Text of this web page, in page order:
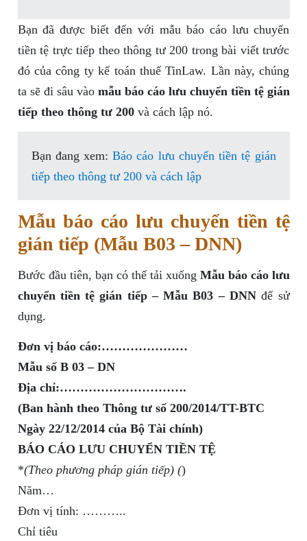
Bạn đã được biết đến với mẫu báo cáo lưu chuyển
tiền tệ trực tiếp theo thông tư 200 trong bài viết trước
đó của công ty kế toán thuế TinLaw. Lần này, chúng
ta sẽ đi sâu vào mẫu báo cáo lưu chuyển tiền tệ gián
tiếp theo thông tư 200và cách lập nó.
Bạn đang xem:Báo cáo lưu chuyển tiền tệ gián
tiếp theo thông tư 200 và cách lập
Mẫu báo cáo lưu chuyển tiền tệ
gián tiếp (Mẫu B03 – DNN)
Bước đầu tiên, bạn có thể tải xuống Mẫu báo cáo lưu
chuyển tiền tệ gián tiếp – Mẫu B03 – DNNđể sử
dụng.
Đơn vị báo cáo:…………………
Mẫu số B 03 – DN
Địa chỉ:………………………….
(Ban hành theo Thông tư số 200/2014/TT-BTC
Ngày 22/12/2014 của Bộ Tài chính)
BÁO CÁO LƯU CHUYỂN TIỀN TỆ
*(Theo phương pháp gián tiếp) ()
Năm…
Đơn vị tính: ………..
Chỉ tiêu